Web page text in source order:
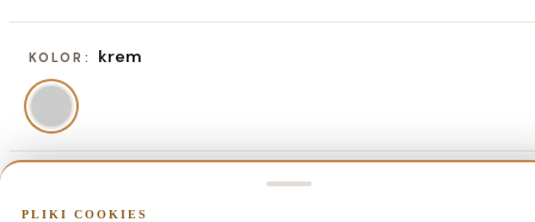
KOLOR: krem
PLIKI COOKIES